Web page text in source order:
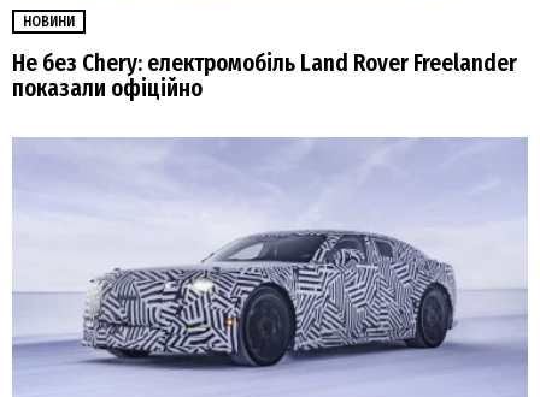
НОВИНИ
Не без Chery: електромобіль Land Rover Freelander
показали офіційно